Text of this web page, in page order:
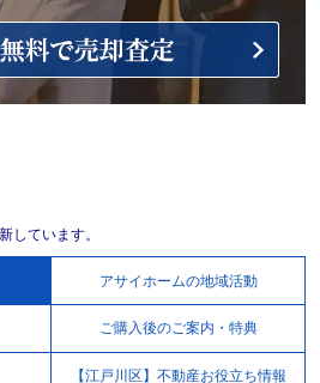
しています。
アサイホームの地域活動
ご購入後のご案内・特典
【江戸川区】不動産お役立ち情報